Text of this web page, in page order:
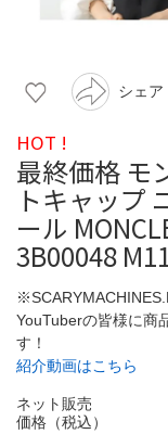
シェア
HOT !
最終価格 モ
トキャップ
ール
3B00048
YouTuberの皆様に商
す！
紹介動画はこちら
ネット販売
価格（税込）